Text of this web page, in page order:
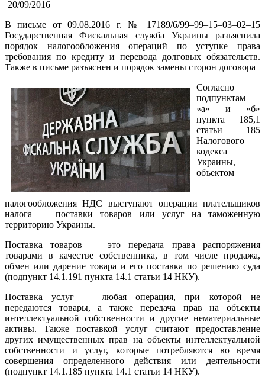
20/09/2016
В письме от 09.08.2016 г. № 17189/6/99–99–15–03–02–15
Государственная Фискальная служба Украины разъяснила
порядок налогообложения операций по уступке права
требования по кредиту и перевода долговых обязательств.
Также в письме разъяснен и порядок замены сторон договора
Согласно
подпунктам
«а» и «б»
пункта 185,1
статьи 185
Налогового
кодекса
Украины,
объектом
налогообложения НДС выступают операции плательщиков
налога — поставки товаров или услуг на таможенную
территорию Украины.
Поставка товаров — это передача права распоряжения
товарами в качестве собственника, в том числе продажа,
обмен или дарение товара и его поставка по решению суда
(подпункт 14.1.191 пункта 14.1 статьи 14 НКУ).
Поставка услуг — любая операция, при которой не
передаются товары, а также передача прав на объекты
интеллектуальной собственности и другие нематериальные
активы. Также поставкой услуг считают предоставление
других имущественных прав на объекты интеллектуальной
собственности и услуг, которые потребляются во время
совершения определенного действия или деятельности
(подпункт 14.1.185 пункта 14.1 статьи 14 НКУ).